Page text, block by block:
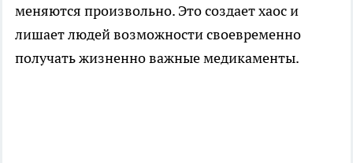
меняются произвольно. Это создает хаос и
лишает людей возможности своевременно
получать жизненно важные медикаменты.